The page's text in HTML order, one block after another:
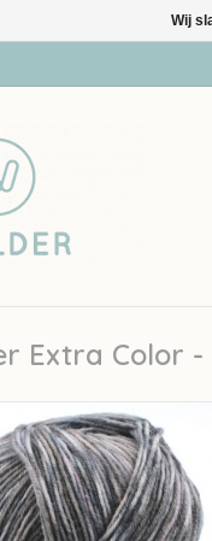
Extra Color -
Wij